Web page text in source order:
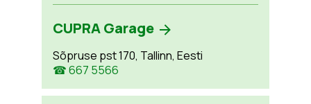
CUPRA Garage
Sõpruse pst 170, Tallinn, Eesti
☎ 667 5566